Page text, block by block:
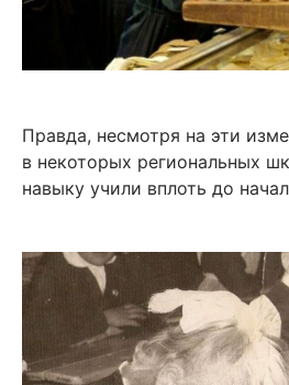
Правда, несмотря на эти
в некоторых региональных
навыку учили вплоть до